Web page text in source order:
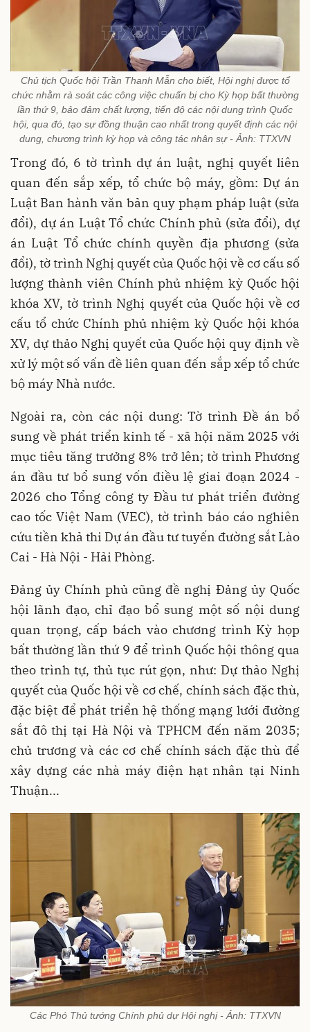
Chủ tịch Quốc hội Trần Thanh Mẫn cho biết, Hội nghị được tổ
chức nhằm rà soát các công việc chuẩn bị cho Kỳ họp bất thường
lần thứ 9, bảo đảm chất lượng, tiến độ các nội dung trình Quốc
hội, qua đó, tạo sự đồng thuận cao nhất trong quyết định các nội
dung, chương trình kỳ họp và công tác nhân sự - Ảnh: TTXVN
Trong đó, 6 tờ trình dự án luật, nghị quyết liên
quan đến sắp xếp, tổ chức bộ máy, gồm: Dự án
Luật Ban hành văn bản quy phạm pháp luật (sửa
đổi), dự án Luật Tổ chức Chính phủ (sửa đổi), dự
án Luật Tổ chức chính quyền địa phương (sửa
đổi), tờ trình Nghị quyết của Quốc hội về cơ cấu số
lượng thành viên Chính phủ nhiệm kỳ Quốc hội
khóa XV, tờ trình Nghị quyết của Quốc hội về cơ
cấu tổ chức Chính phủ nhiệm kỳ Quốc hội khóa
XV, dự thảo Nghị quyết của Quốc hội quy định về
xử lý một số vấn đề liên quan đến sắp xếp tổ chức
bộ máy Nhà nước.
Ngoài ra, còn các nội dung: Tờ trình Đề án bổ
sung về phát triển kinh tế - xã hội năm 2025 với
mục tiêu tăng trưởng 8% trở lên; tờ trình Phương
án đầu tư bổ sung vốn điều lệ giai đoạn 2024 -
2026 cho Tổng công ty Đầu tư phát triển đường
cao tốc Việt Nam (VEC), tờ trình báo cáo nghiên
cứu tiền khả thi Dự án đầu tư tuyến đường sắt Lào
Cai - Hà Nội - Hải Phòng.
Đảng ủy Chính phủ cũng đề nghị Đảng ủy Quốc
hội lãnh đạo, chỉ đạo bổ sung một số nội dung
quan trọng, cấp bách vào chương trình Kỳ họp
bất thường lần thứ 9 để trình Quốc hội thông qua
theo trình tự, thủ tục rút gọn, như: Dự thảo Nghị
quyết của Quốc hội về cơ chế, chính sách đặc thù,
đặc biệt để phát triển hệ thống mạng lưới đường
sắt đô thị tại Hà Nội và TPHCM đến năm 2035;
chủ trương và các cơ chế chính sách đặc thù để
xây dựng các nhà máy điện hạt nhân tại Ninh
Thuận...
Các Phó Thủ tướng Chính phủ dự Hội nghị - Ảnh: TTXVN